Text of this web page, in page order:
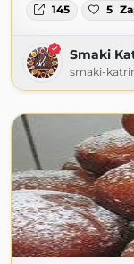
145 5
Smaki
smaki-